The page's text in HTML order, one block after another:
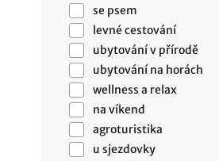
se psem
levné cestování
ubytování v přírodě
ubytování na horách
wellness a relax
na víkend
agroturistika
u sjezdovky